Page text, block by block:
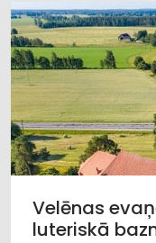
Velēnas
luteriskā